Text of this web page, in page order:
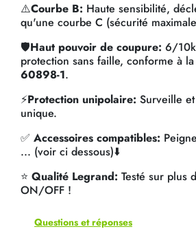
⚠️Courbe B: Haute sensibilité,
qu'une courbe C (sécurité
🛡️Haut pouvoir de coupure: 6/
protection sans faille, conforme à la
60898-1.
⚡Protection unipolaire: Surveille
unique.
✅ Accessoires compatibles:
... (voir ci dessous)⬇️
⭐ Qualité Legrand: Testé sur plus
ON/OFF !
Questions et réponses